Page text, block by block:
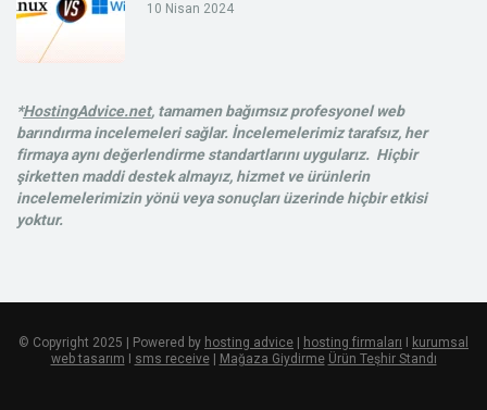
10 Nisan 2024
*HostingAdvice.net, tamamen bağımsız profesyonel web
barındırma incelemeleri sağlar. İncelemelerimiz tarafsız, her
firmaya aynı değerlendirme standartlarını uygularız. Hiçbir
şirketten maddi destek almayız, hizmet ve ürünlerin
incelemelerimizin yönü veya sonuçları üzerinde hiçbir etkisi
yoktur.
© Copyright 2025 | Powered by hosting advice hosting firmaları
kurumsal
web tasarım
sms receive| Mağaza Giydirme Ürün Teşhir Standı